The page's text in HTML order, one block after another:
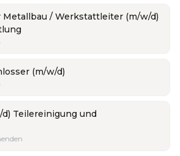
/ Werkstattleiter (m/w/d)
(m/w/d)
Teilereinigung und